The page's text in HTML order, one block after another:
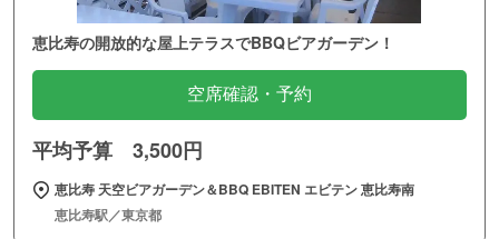
恵比寿の開放的な屋上テラスでBBQビアガーデン！
空席確認・予約
平均予算 3,500円
恵比寿 天空ビアガーデン＆BBQ EBITEN エビテン 恵比寿南
恵比寿駅／東京都